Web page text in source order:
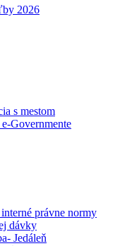
2026
s mestom
Governmente
právne normy
dávky
Jedáleň